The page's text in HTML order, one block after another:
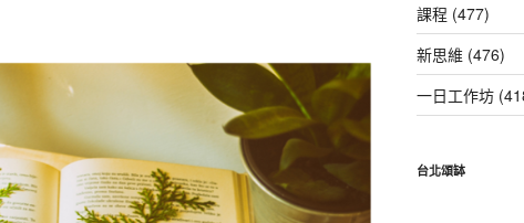
課程 (477)
新思維 (476)
一日工作坊
台北頌缽